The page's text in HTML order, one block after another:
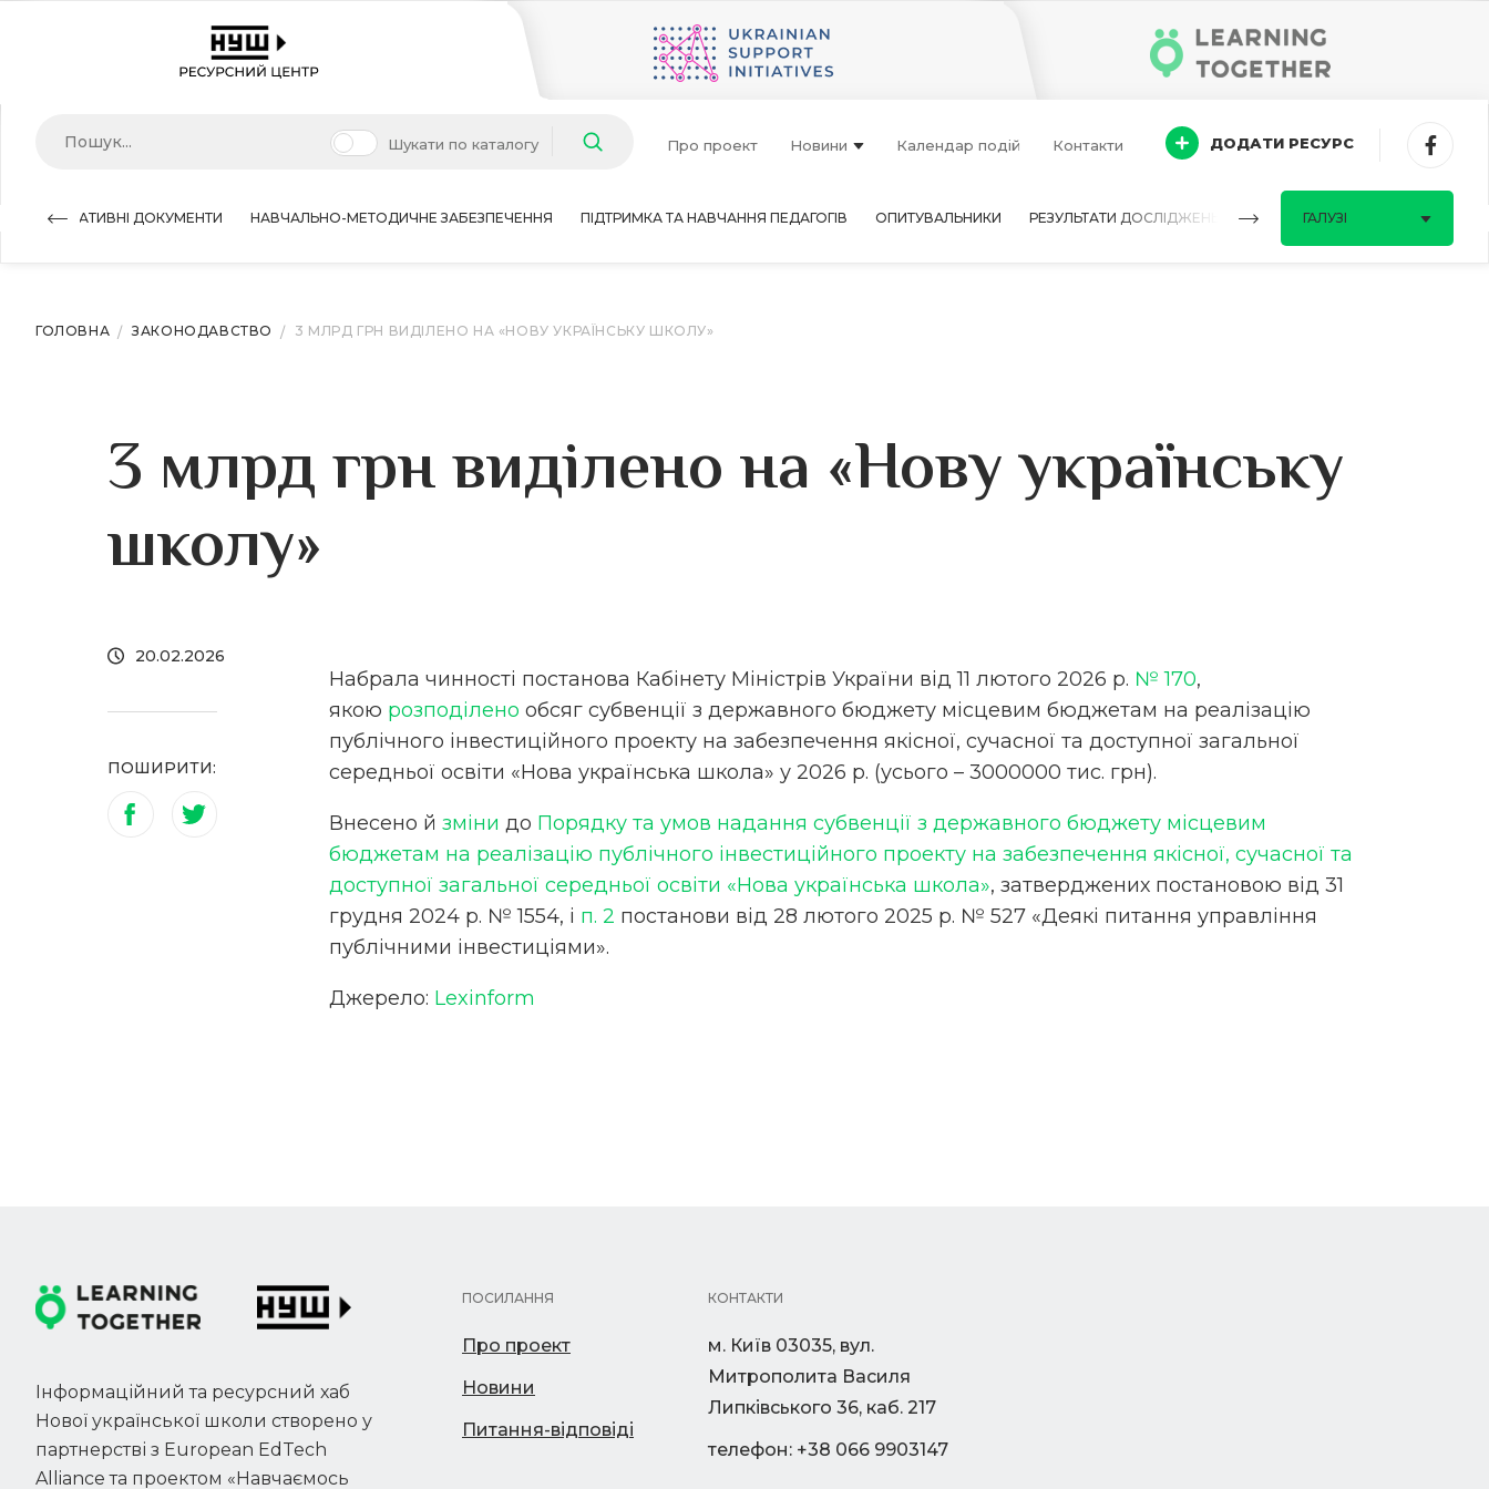
Шукати по каталогу Про проект Новини Календар подій Контакти ДОДАТИ РЕСУРС
НОРМАТИВНІ ДОКУМЕНТИ НАВЧАЛЬНО-МЕТОДИЧНЕ ЗАБЕЗПЕЧЕННЯ ПІДТРИМКА ТА НАВЧАННЯ ПЕДАГОГІВ ОПИТУВАЛЬНИКИ РЕЗУЛЬТАТИ ДОСЛІДЖЕНЬ ПИТАННЯ-ВІДПОВІДІ
ГАЛУЗІ
ГОЛОВНА ЗАКОНОДАВСТВО 3 МЛРД ГРН ВИДІЛЕНО НА «НОВУ УКРАЇНСЬКУ ШКОЛУ»
3 млрд грн виділено на «Нову українську
школу»
20.02.2026
ПОШИРИТИ:
Набрала чинності постанова Кабінету Міністрів України від 11 лютого 2026 р. № 170,
якою розподілено обсяг субвенції з державного бюджету місцевим бюджетам на реалізацію
публічного інвестиційного проекту на забезпечення якісної, сучасної та доступної загальної
середньої освіти «Нова українська школа» у 2026 р. (усього – 3000000 тис. грн).
Внесено й зміни до Порядку та умов надання субвенції з державного бюджету місцевим
бюджетам на реалізацію публічного інвестиційного проекту на забезпечення якісної, сучасної та
доступної загальної середньої освіти «Нова українська школа», затверджених постановою від 31
грудня 2024 р. № 1554, і п. 2 постанови від 28 лютого 2025 р. № 527 «Деякі питання управління
публічними інвестиціями».
Джерело: Lexinform
Інформаційний та ресурсний хаб
Нової української школи створено у
партнерстві з European EdTech
Alliance та проектом «Навчаємось
ПОСИЛАННЯ
Про проект
Новини
Питання-відповіді
КОНТАКТИ
м. Київ 03035, вул.
Митрополита Василя
Липківського 36, каб. 217
телефон: +38 066 9903147